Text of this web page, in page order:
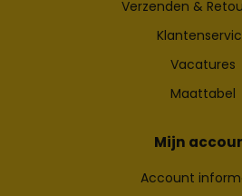
Verzenden &
Vacatures
Maattabel
Mijn
Account